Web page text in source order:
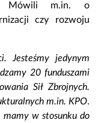
Mówili m.in. o
czy rozwoju
Jesteśmy jedynym
20 funduszami
Sił Zbrojnych.
m.in. KPO.
mamy w stosunku do